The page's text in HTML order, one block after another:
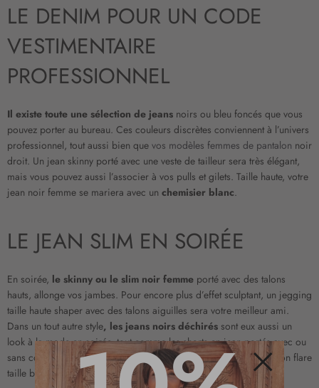
LE DENIM POUR UN CODE
VESTIMENTAIRE
PROFESSIONNEL
Il existe toute une sélection de jeans noirs ou bleu foncés que vous
pouvez porter au bureau. Ces couleurs discrètes conviennent à l’univers
professionnel, tout aussi bien que vos modèles femmes de pantalon noir
droit. Un jean skinny porté avec une veste de tailleur sera très élégant,
mais vous pouvez aussi l’associer à vos pulls et gilets. Taille haute, votre
jean noir femme se mariera avec un chemisier blanc.
LE JEAN SLIM EN SOIRÉE
En soirée, le skinny ou le slim noir femme porté avec des talons
hauts, allonge vos jambes. Pour encore plus d’effet sculptant, un jegging
taille haute shaper avec des talons aiguilles sera votre meilleur ami.
Dans un tout autre style, les jeans noirs déchirés sont eux aussi un
look à la mode en soirée, tout comme les shorts en jean portés avec ou
sans collants. Pour un look légèrement 70’s, optez pour un pantalon flare
taille basse.